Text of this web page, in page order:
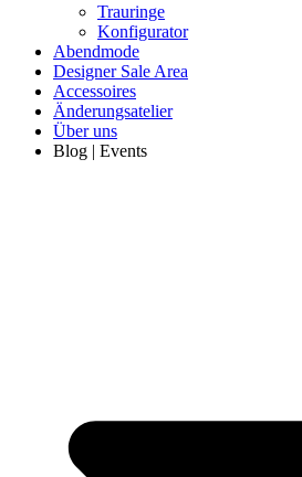
Trauringe
Konfigurator
Abendmode
Designer Sale Area
Accessoires
Änderungsatelier
Über uns
Blog | Events